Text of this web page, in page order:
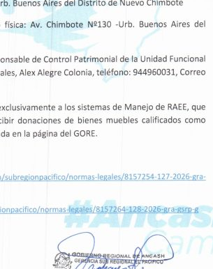
necesario para su
de esta nueva
14.6 millones de soles.